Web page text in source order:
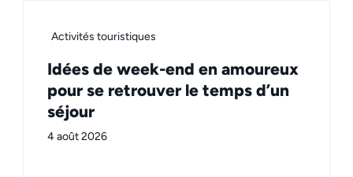
Activités touristiques
Idées de week-end en amoureux
pour se retrouver le temps d’un
séjour
4 août 2026